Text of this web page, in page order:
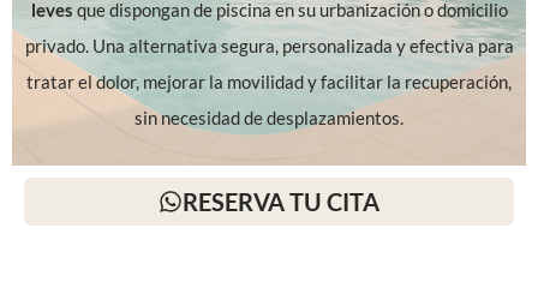
leves que dispongan de piscina en su urbanización o domicilio
privado. Una alternativa segura, personalizada y efectiva para
tratar el dolor, mejorar la movilidad y facilitar la recuperación,
sin necesidad de desplazamientos.
RESERVA TU CITA